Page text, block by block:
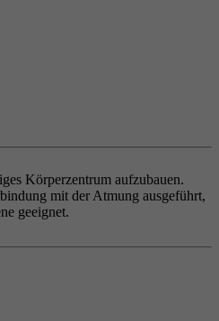
Körperzentrum aufzubauen.
mit der Atmung ausgeführt,
geeignet.